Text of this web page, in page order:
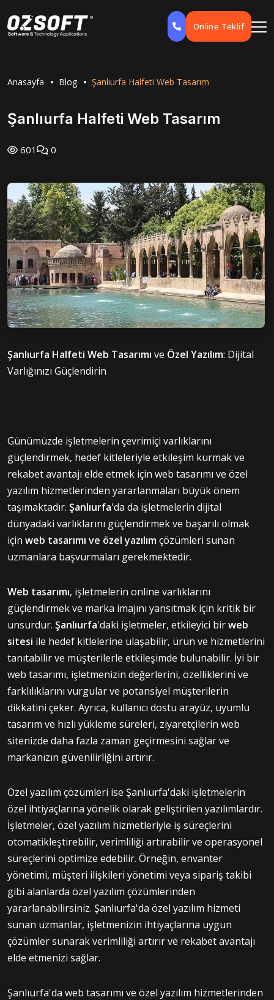
Online Teklif
Anasayfa Blog Şanlıurfa Halfeti Web Tasarım
Şanlıurfa Halfeti Web Tasarım
601 0
Şanlıurfa Halfeti Web Tasarımı ve Özel Yazılım: Dijital
Varlığınızı Güçlendirin
Günümüzde işletmelerin çevrimiçi varlıklarını
güçlendirmek, hedef kitleleriyle etkileşim kurmak ve
rekabet avantajı elde etmek için web tasarımı ve özel
yazılım hizmetlerinden yararlanmaları büyük önem
taşımaktadır. Şanlıurfa'da da işletmelerin dijital
dünyadaki varlıklarını güçlendirmek ve başarılı olmak
için web tasarımı ve özel yazılımçözümleri sunan
uzmanlara başvurmaları gerekmektedir.
Web tasarımı, işletmelerin online varlıklarını
güçlendirmek ve marka imajını yansıtmak için kritik bir
unsurdur. Şanlıurfa'daki işletmeler, etkileyici birweb
sitesi ile hedef kitlelerine ulaşabilir, ürün ve hizmetlerini
tanıtabilir ve müşterilerle etkileşimde bulunabilir. İyi bir
web tasarımı, işletmenizin değerlerini, özelliklerini ve
farklılıklarını vurgular ve potansiyel müşterilerin
dikkatini çeker. Ayrıca, kullanıcı dostu arayüz, uyumlu
tasarım ve hızlı yükleme süreleri, ziyaretçilerin web
sitenizde daha fazla zaman geçirmesini sağlar ve
markanızın güvenilirliğini artırır.
Özel yazılım çözümleri ise Şanlıurfa'daki işletmelerin
özel ihtiyaçlarına yönelik olarak geliştirilen yazılımlardır.
İşletmeler, özel yazılım hizmetleriyle iş süreçlerini
otomatikleştirebilir, verimliliği artırabilir ve operasyonel
süreçlerini optimize edebilir. Örneğin, envanter
yönetimi, müşteri ilişkileri yönetimi veya sipariş takibi
gibi alanlarda özel yazılım çözümlerinden
yararlanabilirsiniz. Şanlıurfa'da özel yazılım hizmeti
sunan uzmanlar, işletmenizin ihtiyaçlarına uygun
çözümler sunarak verimliliği artırır ve rekabet avantajı
elde etmenizi sağlar.
Şanlıurfa'da web tasarımı ve özel yazılım hizmetlerinden